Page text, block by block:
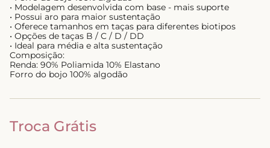
• Modelagem desenvolvida com base - mais suporte
• Possui aro para maior sustentação
• Oferece tamanhos em taças para diferentes biotipos
• Opções de taças B / C / D / DD
• Ideal para média e alta sustentação
Composição:
Renda: 90% Poliamida 10% Elastano
Forro do bojo 100% algodão
Troca Grátis